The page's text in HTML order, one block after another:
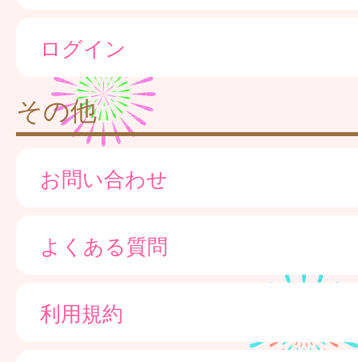
ログイン
その他
お問い合わせ
よくある質問
利用規約